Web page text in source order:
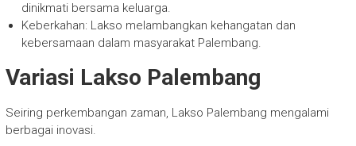
dinikmati bersama keluarga.
Keberkahan: Lakso melambangkan kehangatan dan
kebersamaan dalam masyarakat Palembang.
Variasi Lakso Palembang
Seiring perkembangan zaman, Lakso Palembang mengalami
berbagai inovasi.